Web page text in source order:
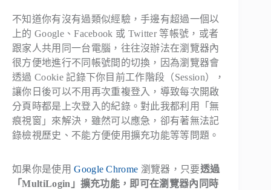
不知道你有沒有過類似經驗，手邊有超過一個以
上的 Google、Facebook 或 Twitter 等帳號，或者
跟家人共用同一台電腦，往往沒辦法在瀏覽器內
很方便地進行不同帳號間的切換，因為瀏覽器會
透過 Cookie 記錄下你目前工作階段（Session），
讓你日後可以不用再次重複登入，導致每次開啟
分頁時都是上次登入的紀錄。對此我都利用「無
痕視窗」來解決，雖然可以應急，卻有著無法記
錄檢視歷史、不能方便使用擴充功能等等問題。
如果你是使用Google Chrome 瀏覽器，只要透過
「MultiLogin」擴充功能，即可在瀏覽器內同時